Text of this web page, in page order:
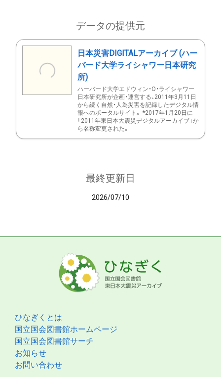
データの提供元
日本災害DIGITALアーカイブ (ハー
バード大学ライシャワー日本研究
所)
ハーバード大学エドウィン・O・ライシャワー
日本研究所が企画・運営する、2011年3月11日
から続く自然・人為災害を記録したデジタル情
報へのポータルサイト。 *2017年1月20日に
「2011年東日本大震災デジタルアーカイブ」か
ら名称変更された。
最終更新日
2026/07/10
ひなぎくとは
国立国会図書館ホームページ
国立国会図書館サーチ
お知らせ
お問い合わせ